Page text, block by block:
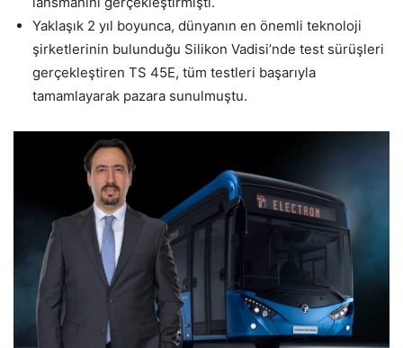
Yaklaşık 2 yıl boyunca, dünyanın en önemli teknoloji
şirketlerinin bulunduğu Silikon Vadisi’nde test sürüşleri
gerçekleştiren TS 45E, tüm testleri başarıyla
tamamlayarak pazara sunulmuştu.